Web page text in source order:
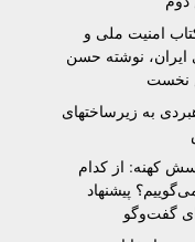
امنيت ملی و
ايران، نوشته حسن
نخست
به زیرساختهای
کهنه‌: از کدام
پيشنهاد
گفت‌وگو